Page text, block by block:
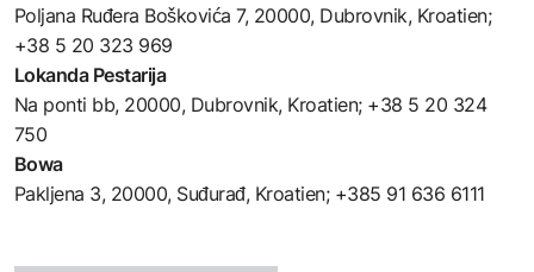
Poljana Ruđera Boškovića 7, 20000, Dubrovnik, Kroatien;
+38 5 20 323 969
Lokanda Pestarija
Na ponti bb, 20000, Dubrovnik, Kroatien; +38 5 20 324
750
Bowa
Pakljena 3, 20000, Suđurađ, Kroatien; +385 91 636 6111